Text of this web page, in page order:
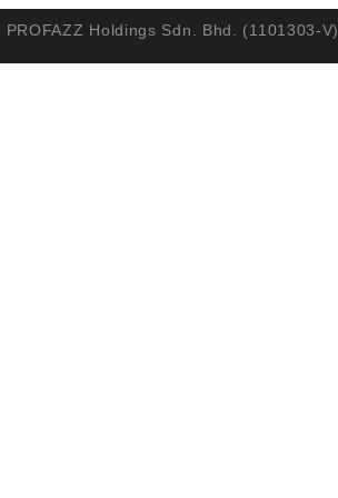
PROFAZZ Holdings Sdn. Bhd. (1101303-V)